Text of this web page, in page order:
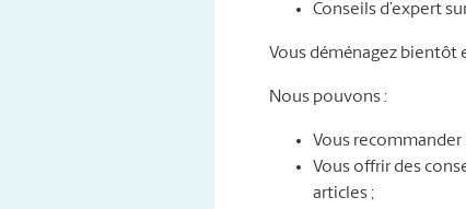
Conseils d’expert
Vous déménagez bientôt
Nous pouvons :
Vous
Vous offrir des
articles ;